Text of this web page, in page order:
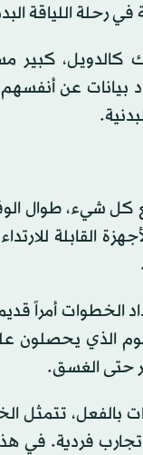
في رحلة اللياقة
كالدويل، كبير
بيانات عن
شيء، طوال
القابلة
عداد الخطوات
الذي يحصلون
حتى الغسق.
بالفعل، تتمثل
فردية. في